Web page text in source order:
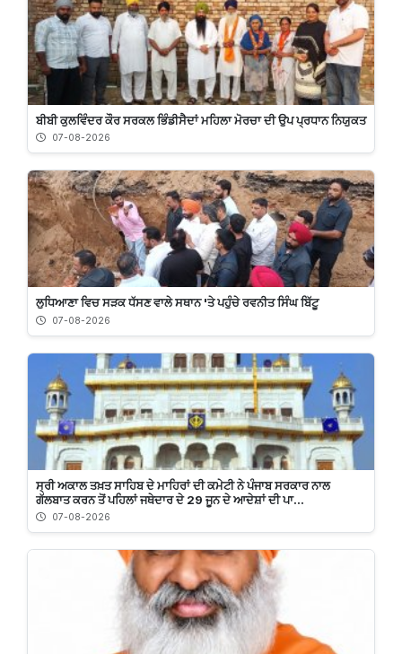
ਬੀਬੀ ਕੁਲਵਿੰਦਰ ਕੌਰ ਸਰਕਲ ਭਿੰਡੀਸੈਦਾਂ ਮਹਿਲਾ ਮੋਰਚਾ ਦੀ ਉਪ ਪ੍ਰਧਾਨ ਨਿਯੁਕਤ
07-08-2026
ਲੁਧਿਆਣਾ ਵਿਚ ਸੜਕ ਧੱਸਣ ਵਾਲੇ ਸਥਾਨ 'ਤੇ ਪਹੁੰਚੇ ਰਵਨੀਤ ਸਿੰਘ ਬਿੱਟੂ
07-08-2026
ਸ੍ਰੀ ਅਕਾਲ ਤਖ਼ਤ ਸਾਹਿਬ ਦੇ ਮਾਹਿਰਾਂ ਦੀ ਕਮੇਟੀ ਨੇ ਪੰਜਾਬ ਸਰਕਾਰ ਨਾਲ
ਗੱਲਬਾਤ ਕਰਨ ਤੋਂ ਪਹਿਲਾਂ ਜਥੇਦਾਰ ਦੇ 29 ਜੂਨ ਦੇ ਆਦੇਸ਼ਾਂ ਦੀ ਪਾ...
07-08-2026